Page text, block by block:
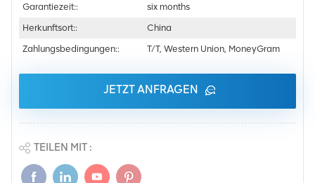
Garantiezeit::
six months
Herkunftsort::
China
Zahlungsbedingungen::
T/T, Western Union, MoneyGram
JETZT ANFRAGEN
TEILEN MIT :